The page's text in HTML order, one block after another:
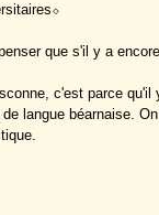
que s'il y a
c'est parce qu'il
langue béarnaise.